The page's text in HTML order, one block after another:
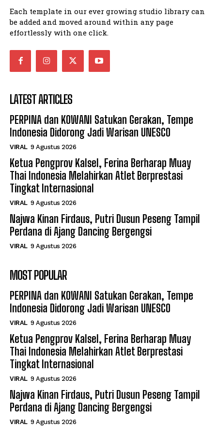
Each template in our ever growing studio library can
be added and moved around within any page
effortlessly with one click.
LATEST ARTICLES
PERPINA dan KOWANI Satukan Gerakan, Tempe
Indonesia Didorong Jadi Warisan UNESCO
VIRAL 9 Agustus 2026
Ketua Pengprov Kalsel, Ferina Berharap Muay
Thai Indonesia Melahirkan Atlet Berprestasi
Tingkat Internasional
VIRAL 9 Agustus 2026
Najwa Kinan Firdaus, Putri Dusun Peseng Tampil
Perdana di Ajang Dancing Bergengsi
VIRAL 9 Agustus 2026
MOST POPULAR
PERPINA dan KOWANI Satukan Gerakan, Tempe
Indonesia Didorong Jadi Warisan UNESCO
VIRAL 9 Agustus 2026
Ketua Pengprov Kalsel, Ferina Berharap Muay
Thai Indonesia Melahirkan Atlet Berprestasi
Tingkat Internasional
VIRAL 9 Agustus 2026
Najwa Kinan Firdaus, Putri Dusun Peseng Tampil
Perdana di Ajang Dancing Bergengsi
VIRAL 9 Agustus 2026